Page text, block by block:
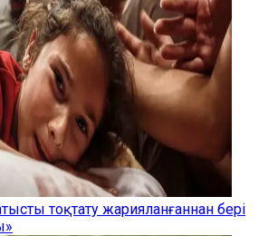
тоқтату жарияланғаннан бері